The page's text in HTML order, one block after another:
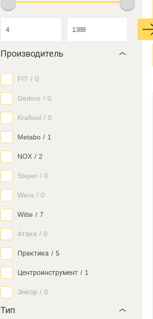
Производитель
FIT / 0
Gedore / 0
Kraftool / 0
Metabo / 1
NOX / 2
Stayer / 0
Wera / 0
Witte / 7
Атака / 0
Практика / 5
Центроинструмент / 1
Энкор / 0
Тип